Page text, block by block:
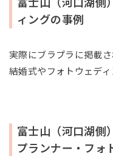
富士山（河口湖側
ィングの事例
実際にブラプラに掲載
結婚式やフォトウェディ
富士山（河口湖側
プランナー・フォ